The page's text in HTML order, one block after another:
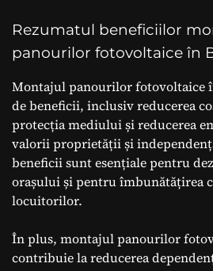
Rezumatul beneficiilor
panourilor fotovoltaice în
Montajul panourilor fotovoltaice
de beneficii, inclusiv reducerea
protecția mediului și reducerea
valorii proprietății și
beneficii sunt esențiale pentru
orașului și pentru îmbunătățirea
locuitorilor.
În plus, montajul panourilor
contribuie la reducerea